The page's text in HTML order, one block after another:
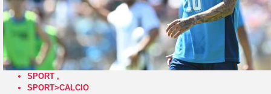
SPORT ,
SPORT>CALCIO